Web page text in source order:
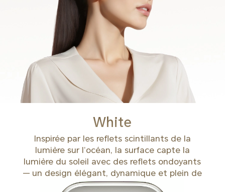
White
Inspirée par les reflets scintillants de la
lumière sur l’océan, la surface capte la
lumière du soleil avec des reflets ondoyants
— un design élégant, dynamique et plein de
vitalité.